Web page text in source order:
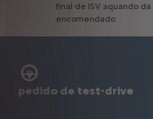
final de ISV aquando da
encomendado.
pedido de test-drive